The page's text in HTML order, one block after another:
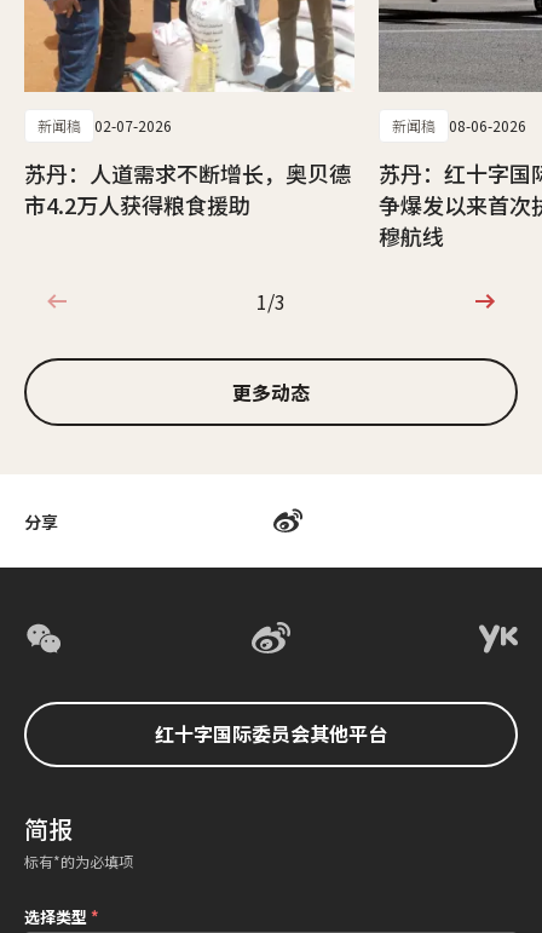
分享
新闻稿 02-07-2026
苏丹：人道需求不断增长，奥贝德
市4.2万人获得粮食援助
新闻稿 08-06-2026
苏丹：红十字国
争爆发以来首次
穆航线
1/3
1/3
更多动态
红十字国际委员会其他平台
简报
标有*的为必填项
选择类型*